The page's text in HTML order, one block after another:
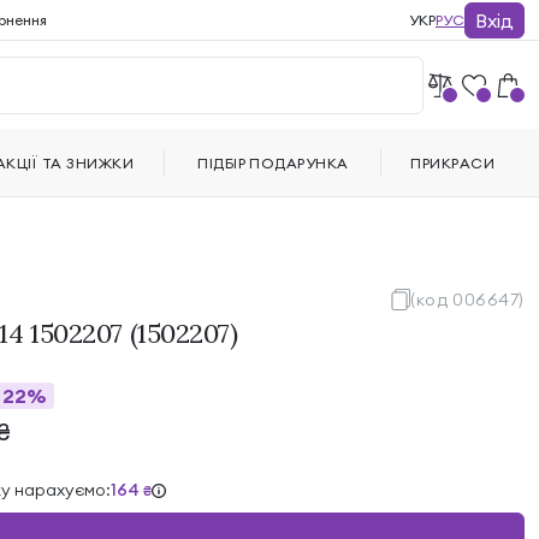
(код 006647)
1502207 (1502207)
22%
нарахуємо:164 ₴
УКРРУС Вхід
ТА ЗНИЖКИ ПІДБІР ПОДАРУНКА ПРИКРАСИ